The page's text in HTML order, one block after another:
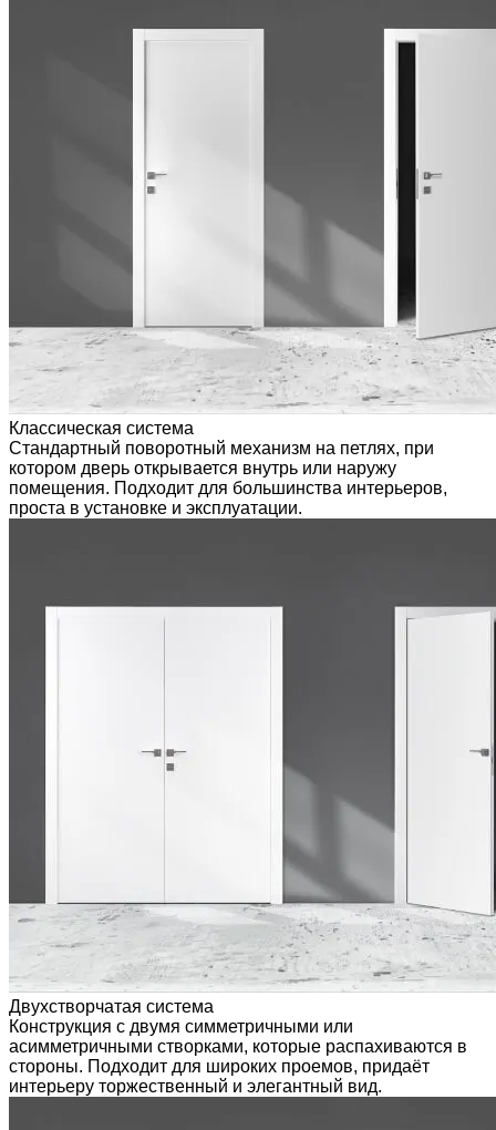
Классическая система
Стандартный поворотный механизм на петлях, при
котором дверь открывается внутрь или наружу
помещения. Подходит для большинства интерьеров,
проста в установке и эксплуатации.
Двухстворчатая система
Конструкция с двумя симметричными или
асимметричными створками, которые распахиваются в
стороны. Подходит для широких проемов, придаёт
интерьеру торжественный и элегантный вид.